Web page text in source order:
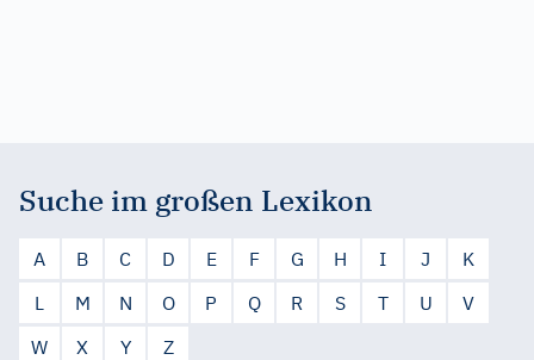
Suche im großen Lexikon
A B C D E F G H I J
K
L
M N O P Q R S T U
V
W
X Y Z